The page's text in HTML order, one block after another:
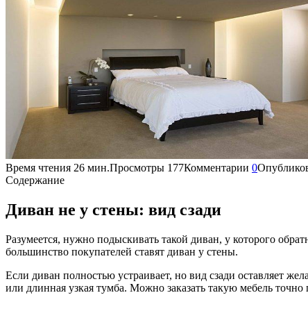
Время чтения 26 мин.Просмотры 177Комментарии 0
Содержание
Диван не у стены: вид сзади
Разумеется, нужно подыскивать такой диван, у которого
большинство покупателей ставят диван у стены.
Если диван полностью устраивает, но вид сзади оставляет
или длинная узкая тумба. Можно заказать такую мебель точно